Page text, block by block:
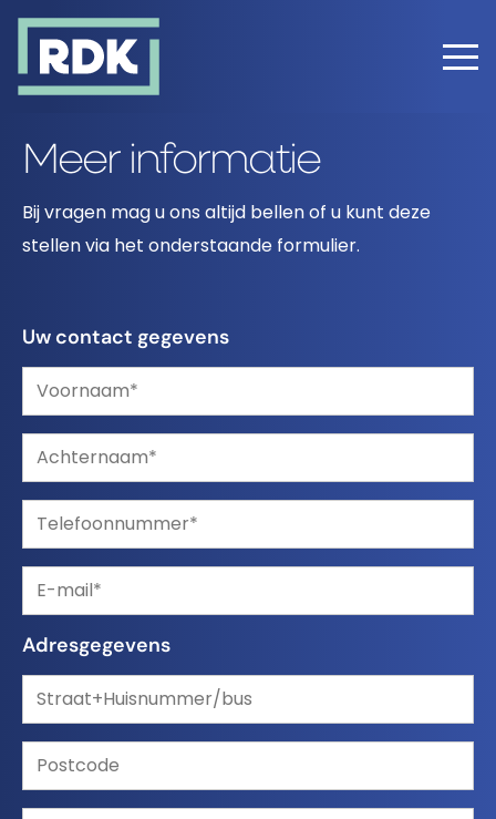
Error: Failed getting estate
Uw contact gegevens
Adresgegevens
Meer informatie
Bij vragen mag u ons altijd bellen of u kunt deze
stellen via het onderstaande formulier.